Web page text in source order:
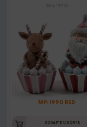
Šifra: 15710
MP: 1990 RSD
DODAJTE U KORPU